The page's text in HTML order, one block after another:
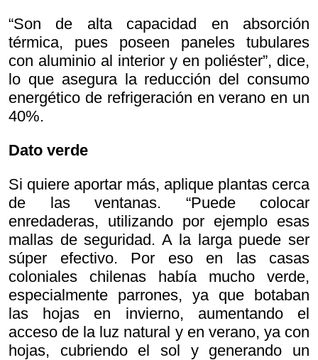
“Son de alta capacidad en absorción
térmica, pues poseen paneles tubulares
con aluminio al interior y en poliéster”, dice,
lo que asegura la reducción del consumo
energético de refrigeración en verano en un
40%.
Dato verde
Si quiere aportar más, aplique plantas cerca
de las ventanas. “Puede colocar
enredaderas, utilizando por ejemplo esas
mallas de seguridad. A la larga puede ser
súper efectivo. Por eso en las casas
coloniales chilenas había mucho verde,
especialmente parrones, ya que botaban
las hojas en invierno, aumentando el
acceso de la luz natural y en verano, ya con
hojas, cubriendo el sol y generando un